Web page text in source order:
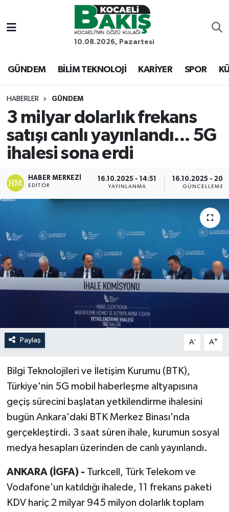
10.08.2026, Pazartesi
GÜNDEM BİLİM TEKNOLOJİ KARİYER SPOR
HABERLER GÜNDEM
3 milyar dolarlık frekans
satışı canlı yayınlandı... 5G
ihalesi sona erdi
HABER MERKEZI
EDITÖR
16.10.2025 - 14:51
YAYINLANMA
16.10.2025 -
GÜNCELLEME
Paylaş A- A+
Bilgi Teknolojileri ve İletişim Kurumu (BTK),
Türkiye'nin 5G mobil haberleşme altyapısına
geçiş sürecini başlatan yetkilendirme ihalesini
bugün Ankara'daki BTK Merkez Binası'nda
gerçekleştirdi. 3 saat süren ihale, kurumun sosyal
medya hesapları üzerinden de canlı yayınlandı.
ANKARA (İGFA) - Turkcell, Türk Telekom ve
Vodafone'un katıldığı ihalede, 11 frekans paketi
KDV hariç 2 milyar 945 milyon dolarlık toplam
Kocaeli Nöbetçi Eczaneler
Kocaeli Hava Durumu
Süper Lig Puan Durumu ve Fikstür
Tüm Manşetler